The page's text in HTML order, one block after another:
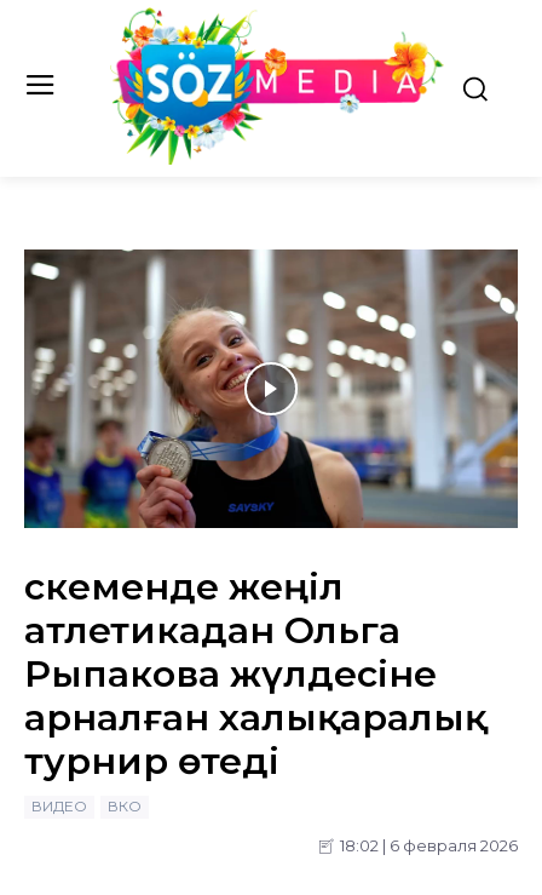
Өскеменде жеңіл
атлетикадан Ольга
Рыпакова жүлдесіне
арналған халықаралық
турнир өтедi
ВИДЕО ВКО
18:02 | 6 февраля 2026